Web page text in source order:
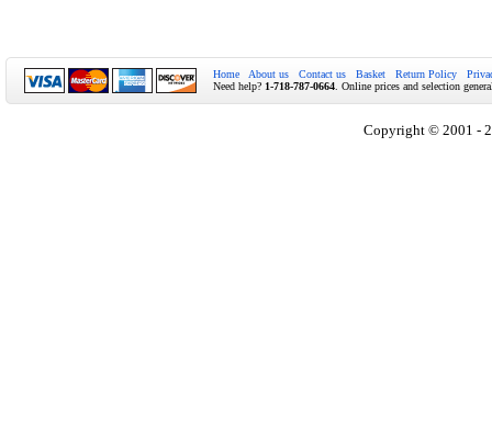
Home About us Contact us Basket Return Policy
Need help? 1-718-787-0664 . Online prices and selection
Copyright © 2001 -